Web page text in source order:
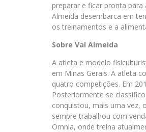
preparar e ficar pronta para
Almeida desembarca em
os treinamentos e a
Sobre Val Almeida
A atleta e modelo
em Minas Gerais. A atleta
quatro competições. Em
Posteriormente se
conquistou, mais uma vez,
sempre trabalhou com
Omnia, onde treina